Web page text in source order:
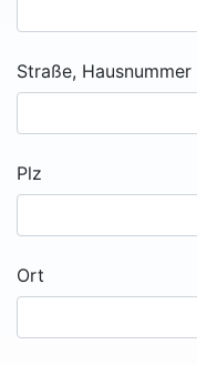
Straße, Hausnummer
Plz
Ort